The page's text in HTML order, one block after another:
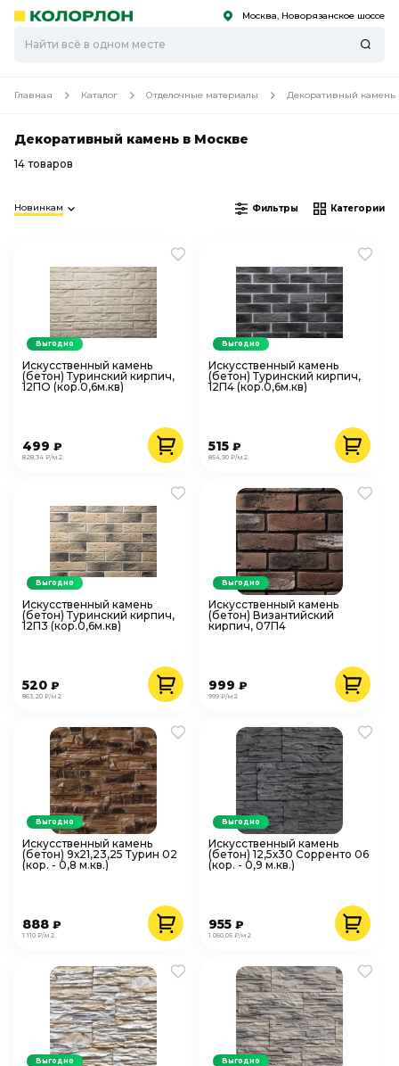
Скоро
Скоро Москва, Новорязанское шоссе
Главная Каталог Отделочные материалы Декоративный камень
Декоративный камень в Москве
14 товаров
Новинкам Фильтры Категории
Искусственный камень
(бетон) Туринский кирпич,
12ПО (кор.0,6м.кв)
828,34 ₽/м2
499 ₽
Выгодно
Искусственный камень
(бетон) Туринский кирпич,
12П4 (кор.0,6м.кв)
854,90 ₽/м2
515₽
Выгодно
Искусственный камень
(бетон) Туринский кирпич,
12П3 (кор.0,6м.кв)
863,20 ₽/м2
520 ₽
Выгодно
Искусственный камень
(бетон) Византийский
кирпич, 07П4
999 ₽/м2
999₽
Выгодно
Искусственный камень
(бетон) 9х21,23,25 Турин 02
(кор. - 0,8 м.кв.)
1 110 ₽/м2
888 ₽
Выгодно
Искусственный камень
(бетон) 12,5х30 Сорренто 06
(кор. - 0,9 м.кв.)
1 060,05 ₽/м2
955₽
Выгодно
Выгодно Выгодно